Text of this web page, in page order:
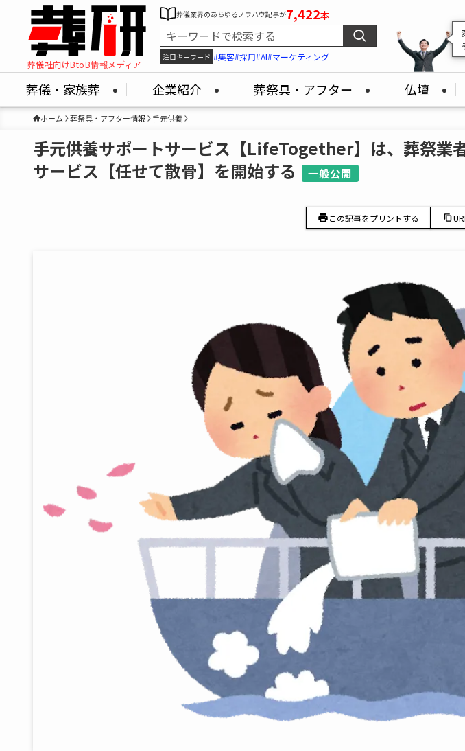
葬儀社向けBtoB情報メディア
葬儀業界のあらゆるノウハウ記事が7,422本
注目キーワード #集客#採用#AI#マーケティング
葬儀・家族葬 企業紹介 葬祭具・アフター 仏壇
ホーム 葬祭具・アフター情報 手元供養
手元供養サポートサービス【LifeTogether】は、葬祭業
サービス【任せて散骨】を開始する
一般公開
この記事をプリントする